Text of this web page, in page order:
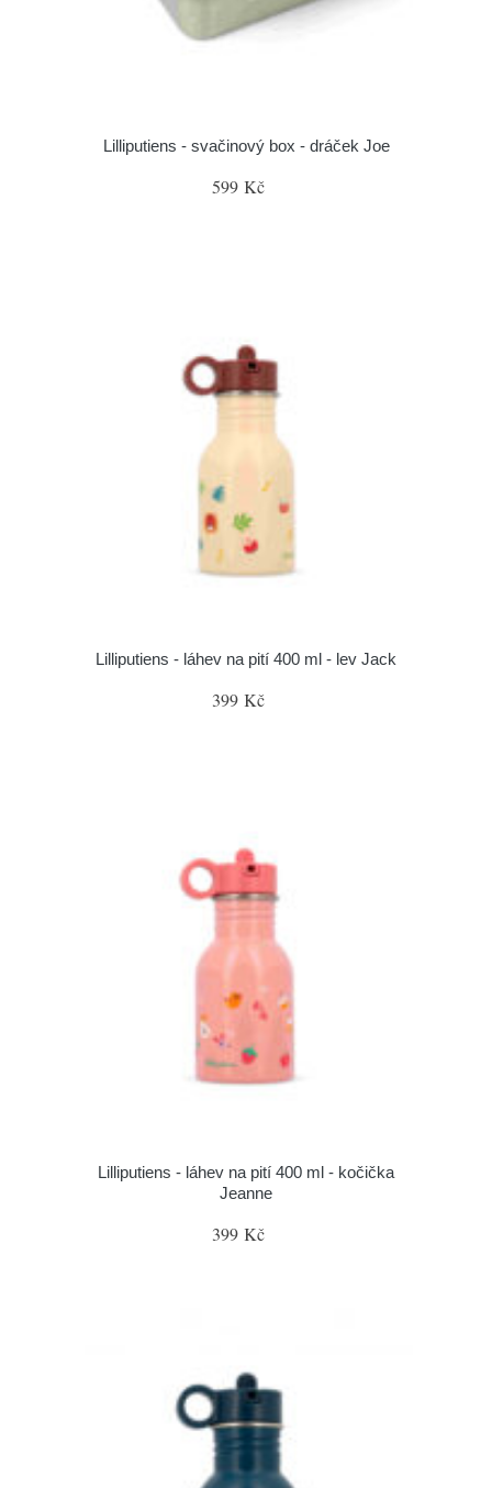
Lilliputiens - svačinový box - dráček Joe
599 Kč
Lilliputiens - láhev na pití 400 ml - lev Jack
399 Kč
Lilliputiens - láhev na pití 400 ml - kočička
Jeanne
399 Kč